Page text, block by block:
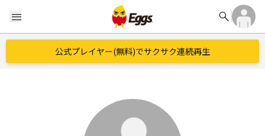
menu search
公式プレイヤー(無料)でサクサク連続再生